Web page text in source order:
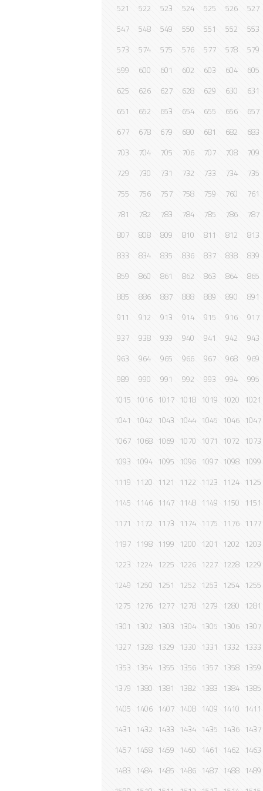
521 522 523 524 525 526
527
547
548 549 550 551 552
553
573
574 575 576 577 578
579
599
600 601 602 603 604
605
625
626 627 628 629 630
631
651
652 653 654 655 656
657
677
678 679 680 681 682
683
703
704 705 706 707 708
709
729
730 731 732 733 734
735
755
756 757 758 759 760
761
781
782 783 784 785 786
787
807
808 809 810 811 812
813
833
834 835 836 837 838
839
859
860 861 862 863 864
865
885
886 887 888 889 890
891
911
912 913 914 915 916
917
937
938 939 940 941 942
943
963
964 965 966 967 968
969
989
990 991 992 993 994
995
1015 1016 1017 1018 1019 1020 1021
1041 1042 1043 1044 1045 1046 1047
1067 1068 1069 1070 1071 1072 1073
1093 1094 1095 1096 1097 1098 1099
1119 1120 1121 1122 1123 1124 1125
1145 1146 1147 1148 1149 1150 1151
1171 1172 1173 1174 1175 1176 1177
1197 1198 1199 1200 1201 1202 1203
1223 1224 1225 1226 1227 1228 1229
1249 1250 1251 1252 1253 1254 1255
1275 1276 1277 1278 1279 1280 1281
1301 1302 1303 1304 1305 1306 1307
1327 1328 1329 1330 1331 1332 1333
1353 1354 1355 1356 1357 1358 1359
1379 1380 1381 1382 1383 1384 1385
1405 1406 1407 1408 1409 1410 1411
1431 1432 1433 1434 1435 1436 1437
1457 1458 1459 1460 1461 1462 1463
1483 1484 1485 1486 1487 1488 1489